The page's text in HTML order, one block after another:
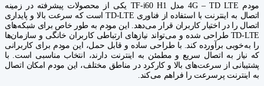
مودم 4G – TD LTE مدل TF-i60 H1 یکی از محصولات پیشرفته در زمینه
اتصال به اینترنت با استفاده از فناوری TD-LTE است که سرعت بالا و پایداری
اتصال را در اختیار کاربران قرار می‌دهد. این مودم به طور خاص برای شبکه‌های
TD-LTE طراحی شده و می‌تواند نیازهای ارتباطی کاربران خانگی و سازمان‌ها
را به‌خوبی برآورده کند. با طراحی ساده و قابل حمل، این مودم برای کاربرانی
که نیاز به اتصال سریع و مطمئن به اینترنت دارند، انتخاب مناسبی است. با
پشتیبانی از سرعت‌های بالا و کارکرد در مناطق مختلف، این مودم امکان اتصال
به اینترنت پرسرعت را فراهم می‌کند.